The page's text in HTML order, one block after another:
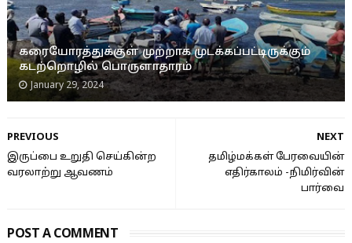
கரையோரத்துக்குள் முற்றாக முடக்கப்பட்டிருக்கும்
கடற்றொழில் பொருளாதாரம்
January 29, 2024
NEXT
தமிழ்மக்கள் பேரவையின்
எதிர்காலம் -நிமிர்வின்
பார்வை
PREVIOUS
இருப்பை உறுதி செய்கின்ற
வரலாற்று ஆவணம்
POST A COMMENT